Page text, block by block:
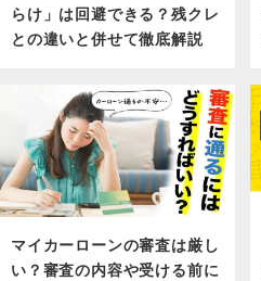
らけ」は回避できる？残クレ
との違いと併せて徹底解説
マイカーローンの審査は厳し
い？審査の内容や受ける前に